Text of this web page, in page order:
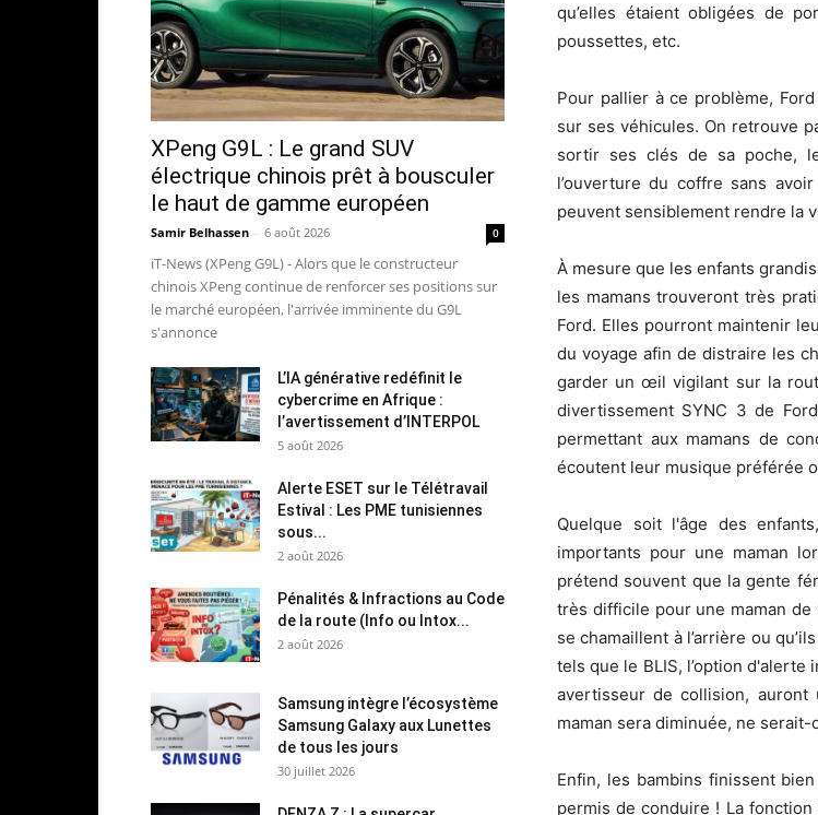
qu’elles étaient obligées de
poussettes, etc.
Pour pallier à ce problème,
sur ses véhicules. On retrouve
sortir ses clés de sa poche,
l’ouverture du coffre sans
peuvent sensiblement rendre la
À mesure que les enfants
les mamans trouveront très
Ford. Elles pourront maintenir
du voyage afin de distraire les
garder un œil vigilant sur la
divertissement SYNC 3 de
permettant aux mamans de
écoutent leur musique préférée
Quelque soit l'âge des
importants pour une maman
prétend souvent que la gente
très difficile pour une maman
se chamaillent à l’arrière ou
tels que le BLIS, l’option
avertisseur de collision, auront
maman sera diminuée, ne
Enfin, les bambins finissent
permis de conduire ! La
XPeng G9L : Le grand SUV
électrique chinois prêt à bousculer
le haut de gamme européen
Samir Belhassen - 6 août 2026 0
iT-News (XPeng G9L) - Alors que le constructeur
chinois XPeng continue de renforcer ses positions sur
le marché européen, l'arrivée imminente du G9L
s'annonce
L’IA générative redéfinit le
cybercrime en Afrique :
l’avertissement d’INTERPOL
5 août 2026
Alerte ESET sur le Télétravail
Estival : Les PME tunisiennes
sous...
2 août 2026
Pénalités & Infractions au Code
de la route (Info ou Intox...
2 août 2026
Samsung intègre l’écosystème
Samsung Galaxy aux Lunettes
de tous les jours
30 juillet 2026